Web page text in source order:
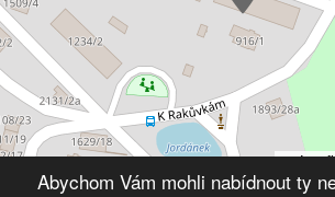
Abychom Vám mohli nabídnout ty